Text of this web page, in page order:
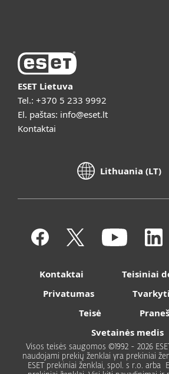
ESET Lietuva
Tel.: +370 5 233 9992
El. paštas: info@eset.lt
Kontaktai
Lithuania (LT)
Kontaktai
Teisiniai
Privatumas
Teisė
Svetainės medis
Visos teisės saugomos ©1992 - 2026
naudojami prekių ženklai yra prekiniai
ESET prekiniai ženklai, spol. s r.o. arba